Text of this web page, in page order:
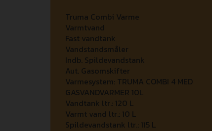
Truma Combi Varme
Varmtvand
Fast vandtank
Vandstandsmåler
Indb. Spildevandstank
Aut. Gasomskifter
Varmesystem: TRUMA COMBI 4 MED
GASVANDVARMER 10L
Vandtank ltr.: 120 L
Varmt vand ltr.: 10 L
Spildevandstank ltr.: 115 L